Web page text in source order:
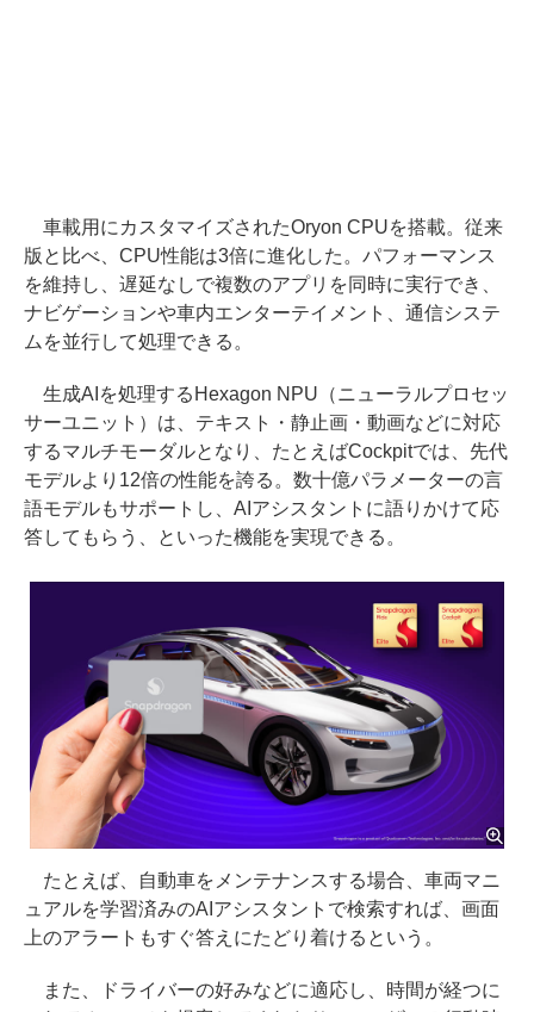
車載用にカスタマイズされたOryon CPUを搭載。従来
版と比べ、CPU性能は3倍に進化した。パフォーマンス
を維持し、遅延なしで複数のアプリを同時に実行でき、
ナビゲーションや車内エンターテイメント、通信システ
ムを並行して処理できる。
生成AIを処理するHexagon NPU（ニューラルプロセッ
サーユニット）は、テキスト・静止画・動画などに対応
するマルチモーダルとなり、たとえばCockpitでは、先代
モデルより12倍の性能を誇る。数十億パラメーターの言
語モデルもサポートし、AIアシスタントに語りかけて応
答してもらう、といった機能を実現できる。
たとえば、自動車をメンテナンスする場合、車両マニ
ュアルを学習済みのAIアシスタントで検索すれば、画面
上のアラートもすぐ答えにたどり着けるという。
また、ドライバーの好みなどに適応し、時間が経つに